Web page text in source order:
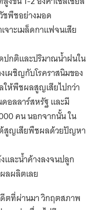
ชพืชอย่างมอด
จาะเมล็ดกาแฟจนเสีย
กติและปริมาณน้ำฝนใน
เผชิญกับโรคราสนิมของ
ให้พืชผลสูญเสียไปกว่า
อลลาร์สหรัฐ และมี
คน นอกจากนั้น ใน
ด้สูญเสียพืชผลด้วยปัญหา
และน้ำค้างลงจนปลูก
ลผลิตเลย
ตที่ผ่านมา วิกฤตสภาพ